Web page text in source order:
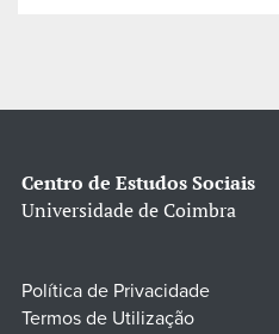
Centro de Estudos Sociais
Universidade de Coimbra
Política de Privacidade
Termos de Utilização